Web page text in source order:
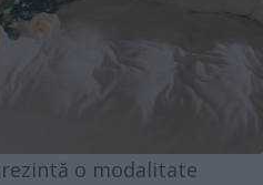
o modalitate